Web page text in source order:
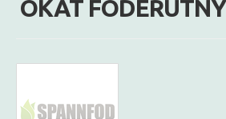
ÖKAT